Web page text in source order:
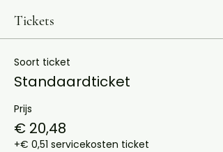
Tickets
Soort ticket
Standaardticket
Prijs
€ 20,48
+€ 0,51 servicekosten ticket